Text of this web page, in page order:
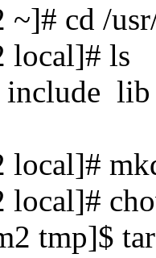
~]# cd /
local]# ls
local]#
local]#
tmp]$